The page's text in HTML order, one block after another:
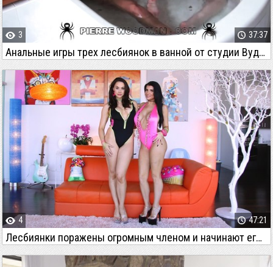
Анальные игры трех лесбиянок в ванной от студии Вудмана
37:37
3
Лесбиянки поражены огромным членом и начинают его сосать
47:21
4